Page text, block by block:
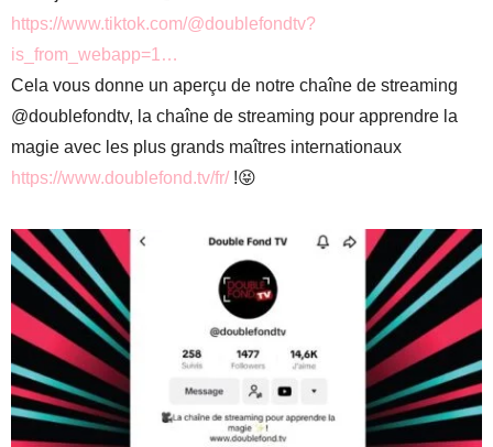
https://www.tiktok.com/@doublefondtv?
is_from_webapp=1…
Cela vous donne un aperçu de notre chaîne de streaming
@doublefondtv, la chaîne de streaming pour apprendre la
magie avec les plus grands maîtres internationaux
https://www.doublefond.tv/fr/!😝